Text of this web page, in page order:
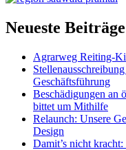
Neueste Beiträge
Agrarweg Reiting-
Geschäftsführung
Beschädigungen an
bittet um Mithilfe
Relaunch: Unsere
Design
Damit’s nicht